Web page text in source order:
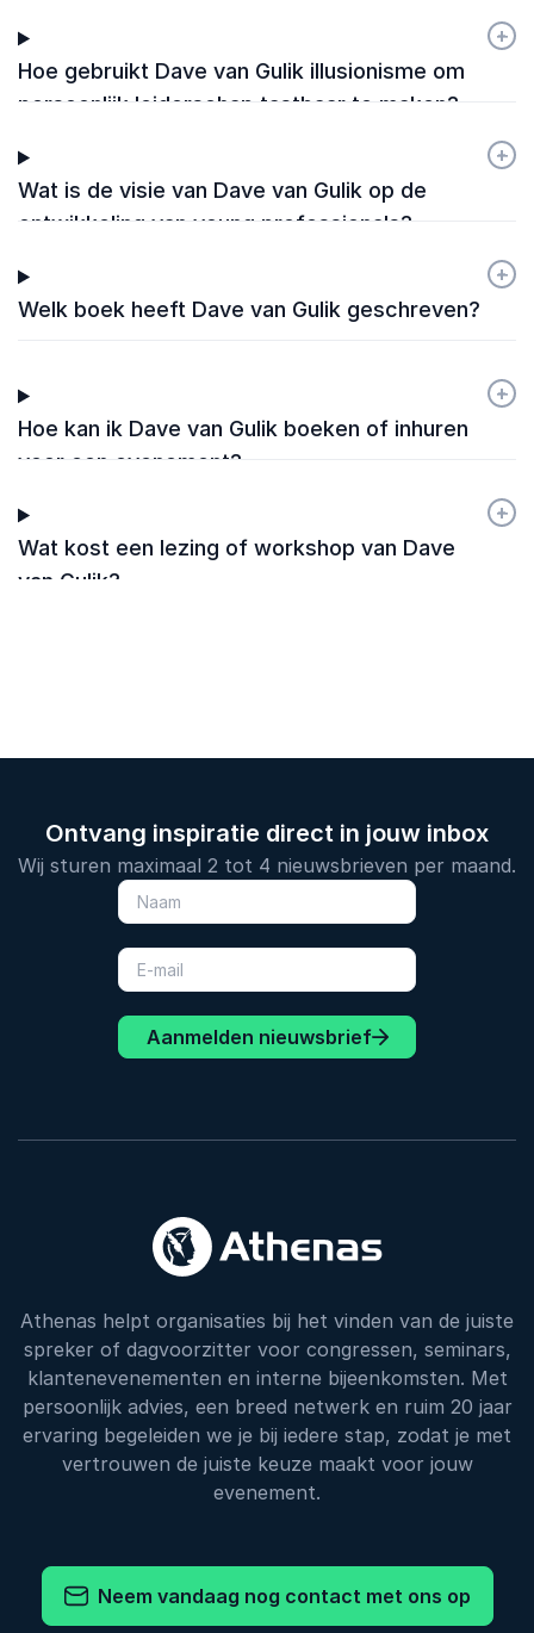
Hoe gebruikt Dave van Gulik illusionisme om
persoonlijk leiderschap tastbaar te maken?
+
-
Wat is de visie van Dave van Gulik op de
ontwikkeling van young professionals?
+
-
Welk boek heeft Dave van Gulik geschreven?
+
-
Hoe kan ik Dave van Gulik boeken of inhuren
voor een evenement?
+
-
Wat kost een lezing of workshop van Dave
van Gulik?
+
-
Ontvang inspiratie direct in jouw inbox
Wij sturen maximaal 2 tot 4 nieuwsbrieven per maand.
Aanmelden nieuwsbrief
Athenas helpt organisaties bij het vinden van de juiste
spreker of dagvoorzitter voor congressen, seminars,
klantenevenementen en interne bijeenkomsten. Met
persoonlijk advies, een breed netwerk en ruim 20 jaar
ervaring begeleiden we je bij iedere stap, zodat je met
vertrouwen de juiste keuze maakt voor jouw
evenement.
Neem vandaag nog contact met ons op